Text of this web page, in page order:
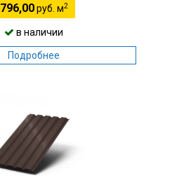
796,00руб. м2
в наличии
Подробнее